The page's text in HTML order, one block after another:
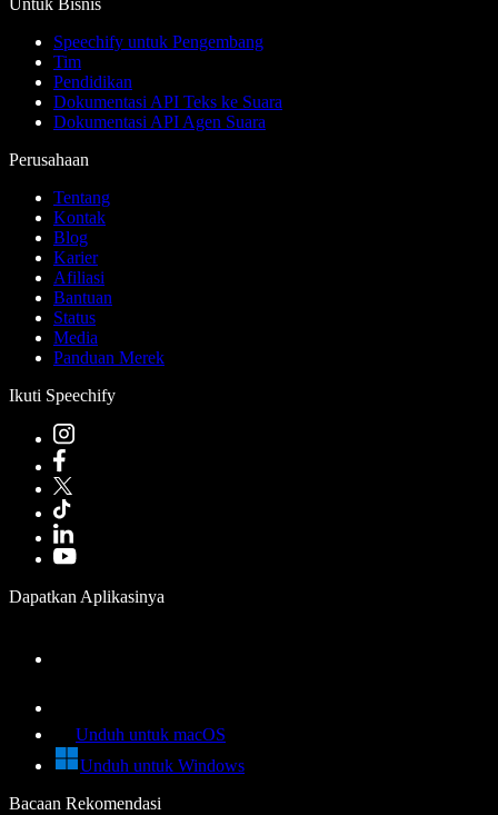
Untuk Bisnis
Speechify untuk Pengembang
Tim
Pendidikan
Dokumentasi API Teks ke Suara
Dokumentasi API Agen Suara
Perusahaan
Tentang
Kontak
Blog
Karier
Afiliasi
Bantuan
Status
Media
Panduan Merek
Ikuti Speechify
Dapatkan Aplikasinya
Unduh untuk macOS
Unduh untuk Windows
Bacaan Rekomendasi